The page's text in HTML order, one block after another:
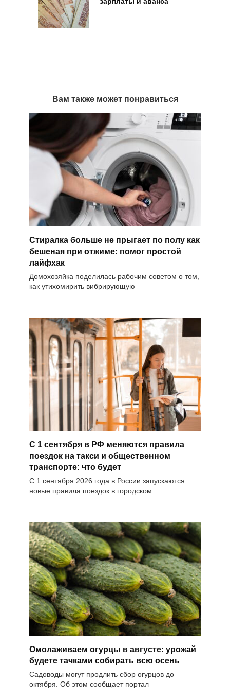
Вам также может понравиться
Стиралка больше не прыгает по полу как
бешеная при отжиме: помог простой
лайфхак
Домохозяйка поделилась рабочим советом о том,
как утихомирить вибрирующую
С 1 сентября в РФ меняются правила
поездок на такси и общественном
транспорте: что будет
С 1 сентября 2026 года в России запускаются
новые правила поездок в городском
Омолаживаем огурцы в августе: урожай
будете тачками собирать всю осень
Садоводы могут продлить сбор огурцов до
октября. Об этом сообщает портал